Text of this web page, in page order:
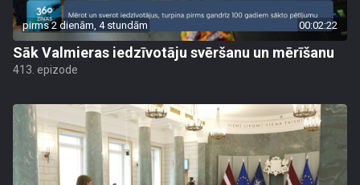
pirms 2 dienām, 4 stundām 00:02:22
Sāk Valmieras iedzīvotāju svēršanu un mērīšanu
413. epizode